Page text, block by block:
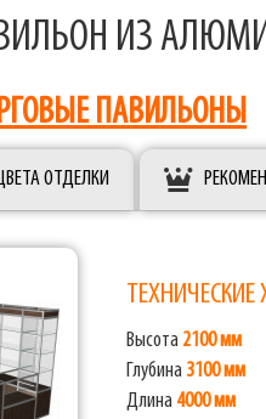
ИЗ
ПАВИЛЬОНЫ
ОТДЕЛКИ
ТЕХНИЧЕСКИЕ
Высота 2100 мм
Глубина 3100 мм
Длина 4000 мм